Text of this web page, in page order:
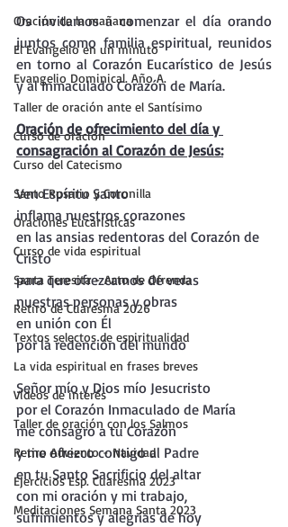
Oración de la mañana
El Evangelio en un minuto
Evangelio Dominical. Año A.
Taller de oración ante el Santísimo
Curso de oración
Curso del Catecismo
Santo Rosario y Coronilla
Oraciones Eucarísticas
Curso de vida espiritual
Santa Teresita - Acto de Ofrenda
Retiro de Cuaresma 2026
Textos selectos de espiritualidad
La vida espiritual en frases breves
Vídeos de interés
Taller de oración con los Salmos
Retiro Adviento - Navidad
Ejercicios Esp. Cuaresma 2023
Meditaciones Semana Santa 2023
Os invitamos a comenzar el día orando
juntos como familia espiritual, reunidos
en torno al Corazón Eucarístico de Jesús
y al Inmaculado Corazón de María.
Oración de ofrecimiento del día y
consagración al Corazón de Jesús:
Ven Espíritu Santo
inflama nuestros corazones
en las ansias redentoras del Corazón de
Cristo
para que ofrezcamos de veras
nuestras personas y obras
en unión con Él
por la redención del mundo
Señor mío y Dios mío Jesucristo
por el Corazón Inmaculado de María
me consagro a tu Corazón
y me ofrezco contigo al Padre
en tu Santo Sacrificio del altar
con mi oración y mi trabajo,
sufrimientos y alegrías de hoy